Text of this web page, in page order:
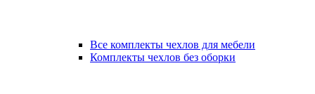
Все комплекты чехлов для мебели
Комплекты чехлов без оборки